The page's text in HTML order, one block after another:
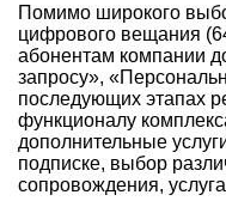
Помимо широкого
цифрового вещания
абонентам компании
запросу»,
последующих этапах
функционалу
дополнительные
подписке, выбор
сопровождения,